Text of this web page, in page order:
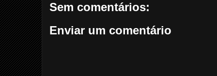
Sem comentários:
Enviar um comentário